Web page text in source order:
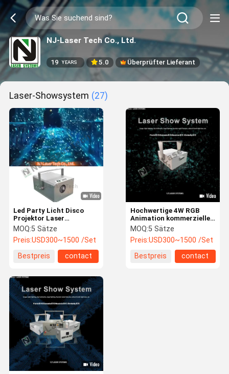
NJ-Laser Tech Co., Ltd.
19 YEARS 5.0 Überprüfter Lieferant
Laser-Showsystem (27)
Led Party Licht Disco
Projektor Laser
Lichtshow Für Dj Show
Konzert Party KTV
MOQ:5 Sätze
Preis:USD300~1500 /Set
Bestpreis
contact
Hochwertige 4W RGB
Animation kommerzielle
Verwendung Laser
Bühnenleuchten für Disco
Club Party Hochzeit
MOQ:5 Sätze
Preis:USD300~1500 /Set
Bestpreis
contact